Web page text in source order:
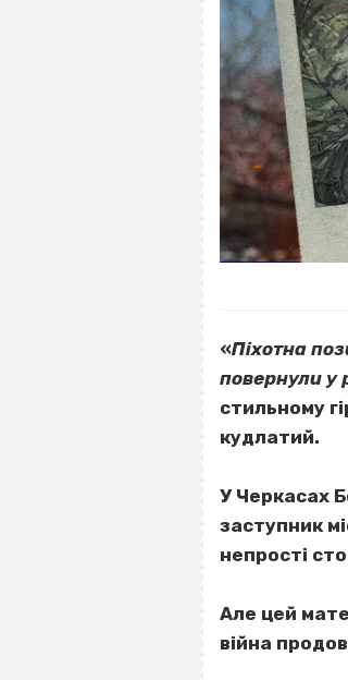
«Піхотна
повернули у
стильному
кудлатий.
У Черкасах
заступник
непрості
Але цей
війна